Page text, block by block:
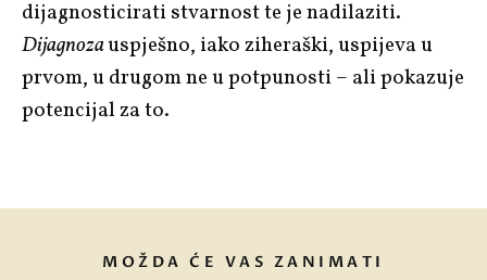
dijagnosticirati stvarnost te je nadilaziti.
Dijagnozauspješno, iako ziheraški, uspijeva u
prvom, u drugom ne u potpunosti – ali pokazuje
potencijal za to.
MOŽDA ĆE VAS ZANIMATI